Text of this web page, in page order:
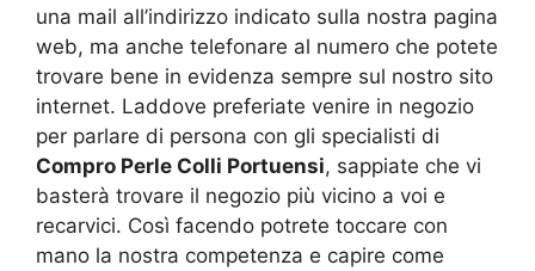
una mail all’indirizzo indicato sulla nostra pagina
web, ma anche telefonare al numero che potete
trovare bene in evidenza sempre sul nostro sito
internet. Laddove preferiate venire in negozio
per parlare di persona con gli specialisti di
Compro Perle Colli Portuensi, sappiate che vi
basterà trovare il negozio più vicino a voi e
recarvici. Così facendo potrete toccare con
mano la nostra competenza e capire come